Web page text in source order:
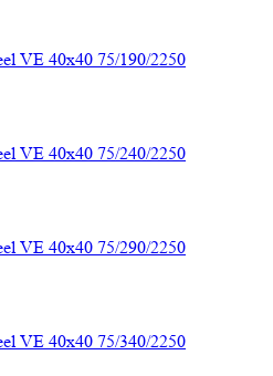
VE 40х40 75/190/2250
VE 40х40 75/240/2250
VE 40х40 75/290/2250
VE 40х40 75/340/2250